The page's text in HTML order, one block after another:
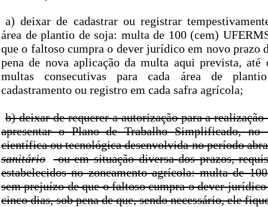
a) deixar de cadastrar ou registrar
área de plantio de soja: multa de 100 (cem)
que o faltoso cumpra o dever jurídico em novo prazo
pena de nova aplicação da multa aqui prevista,
multas consecutivas para cada área de
cadastramento ou registro em cada safra agrícola;
b) deixar de requerer a autorização para a
apresentar o Plano de Trabalho Simplificado, no
científica ou tecnológica desenvolvida no período
sanitário
ou em situação diversa dos prazos,
estabelecidos no zoneamento agrícola: multa de
sem prejuízo de que o faltoso cumpra o dever
cinco dias, sob pena de que, sendo necessário, ele